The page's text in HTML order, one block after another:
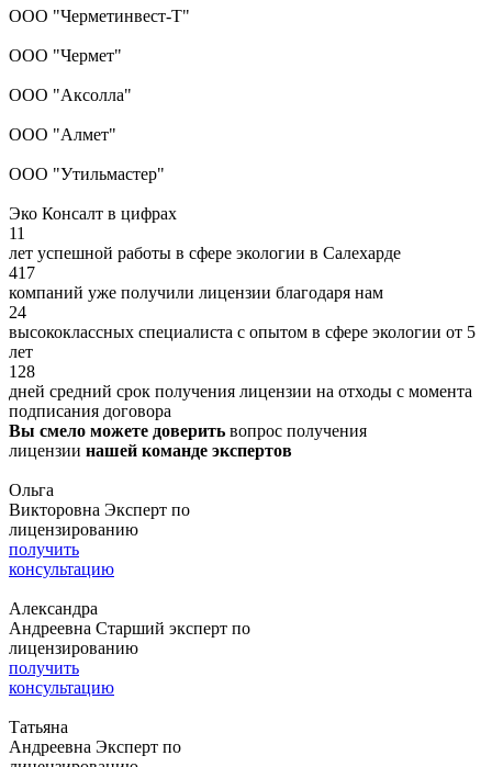
ООО "Черметинвест-Т"
ООО "Чермет"
ООО "Аксолла"
ООО "Алмет"
ООО "Утильмастер"
Эко Консалт в цифрах
11
лет успешной работы в сфере экологии в Салехарде
417
компаний уже получили лицензии благодаря нам
24
высококлассных специалиста с опытом в сфере экологии от 5
лет
128
дней средний срок получения лицензии на отходы с момента
подписания договора
Вы смело можете доверить вопрос получения
лицензии нашей команде экспертов
Ольга
Викторовна Эксперт по
лицензированию
получить
консультацию
Александра
Андреевна Старший эксперт по
лицензированию
получить
консультацию
Татьяна
Андреевна Эксперт по